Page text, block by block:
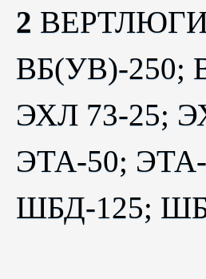
2 ВЕРТЛЮГИ
ВБ(УВ)-250;
ЭХЛ 73-25;
ЭТА-50;
ШБД-125;